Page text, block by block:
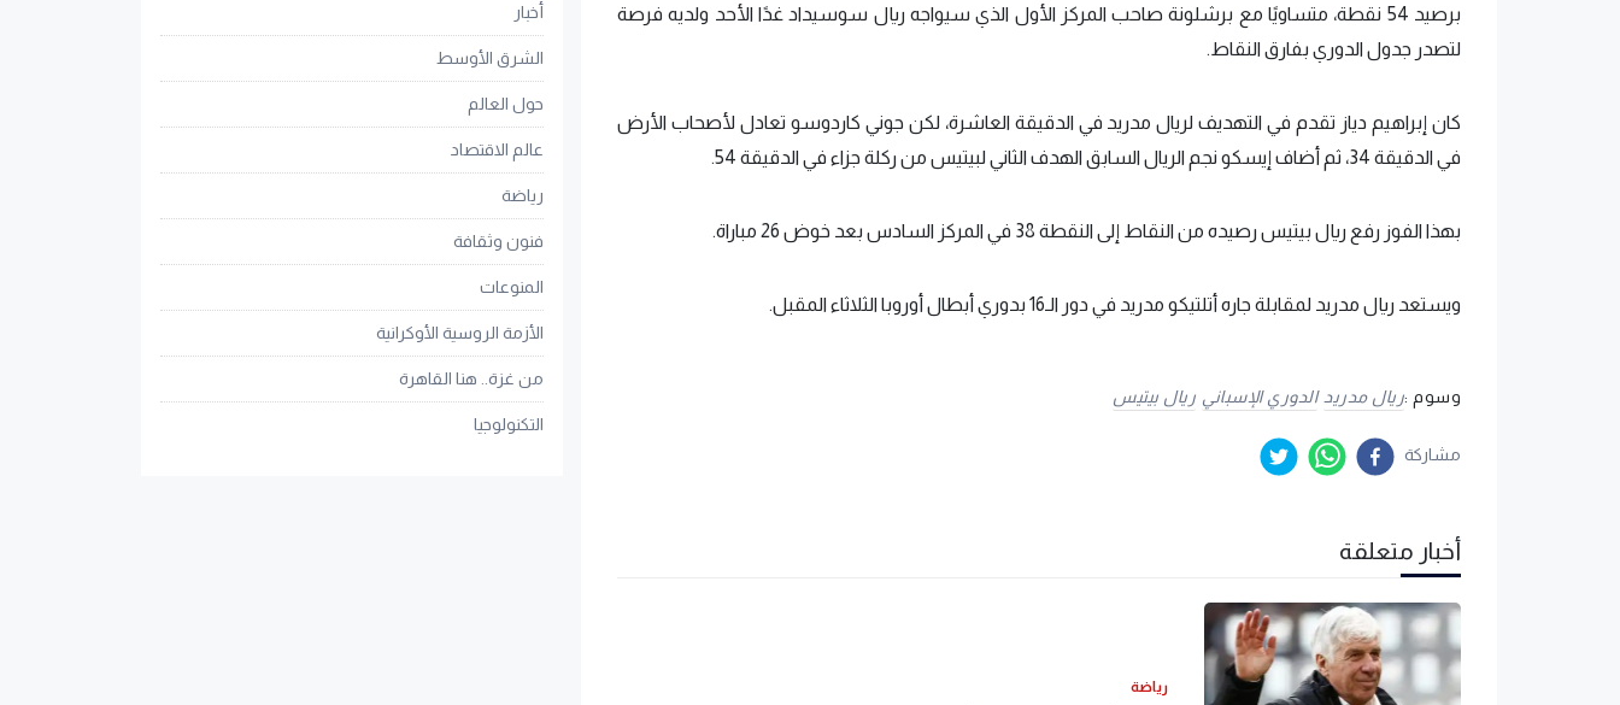
برصيد 54 نقطة، متساويًا مع برشلونة صاحب المركز الأول الذي سيواجه ريال سوسيداد غدًا الأحد ولديه فرصة
لتصدر جدول الدوري بفارق النقاط.
كان إبراهيم دياز تقدم في التهديف لريال مدريد في الدقيقة العاشرة، لكن جوني كاردوسو تعادل لأصحاب الأرض
في الدقيقة 34، ثم أضاف إيسكو نجم الريال السابق الهدف الثاني لبيتيس من ركلة جزاء في الدقيقة 54.
بهذا الفوز رفع ريال بيتيس رصيده من النقاط إلى النقطة 38 في المركز السادس بعد خوض 26 مباراة.
ويستعد ريال مدريد لمقابلة جاره أتلتيكو مدريد في دور الـ16 بدوري أبطال أوروبا الثلاثاء المقبل.
وسوم :ريال مدريد الدوري الإسباني ريال بيتيس
مشاركة
أخبار متعلقة
رياضة
أخبار
الشرق الأوسط
حول العالم
عالم الاقتصاد
رياضة
فنون وثقافة
المنوعات
الأزمة الروسية الأوكرانية
من غزة.. هنا القاهرة
التكنولوجيا